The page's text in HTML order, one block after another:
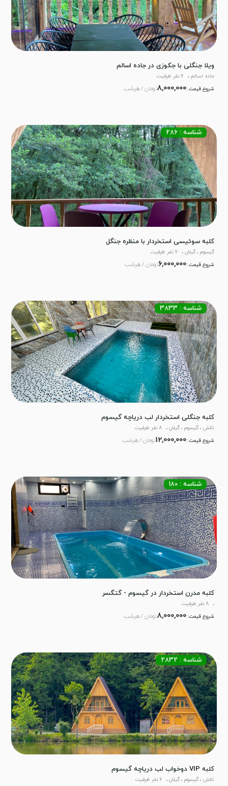
ویلا جنگلی با جکوزی در جاده اسالم
جاده اسالم
6 نفر ظرفیت
شروع قیمت :8,000,000تومان / هرشب
کلبه سوئیسی استخردار با منظره جنگل
شناسه : 286
گیسوم ، گیلان
7 نفر ظرفیت
شروع قیمت :6,000,000تومان / هرشب
کلبه جنگلی استخردار لب دریاچه گیسوم
شناسه : 3833
تالش ، گیسوم ، گیلان
8 نفر ظرفیت
شروع قیمت :12,000,000تومان / هرشب
کلبه مدرن استخردار در گیسوم - گتگسر
شناسه : 180
8 نفر ظرفیت
شروع قیمت :8,000,000تومان / هرشب
کلبه VIP دوخواب لب دریاچه گیسوم
شناسه : 2832
تالش ، گیسوم ، گیلان
6 نفر ظرفیت